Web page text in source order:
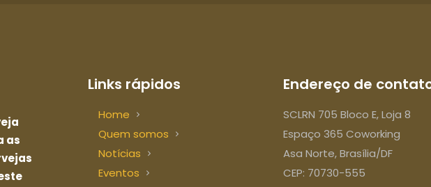
as
Links rápidos
Home
Quem somos
Notícias
Eventos
Endereço de
SCLRN 705 Bloco E, Loja 8
Espaço 365 Coworking
Asa Norte, Brasília/DF
CEP: 70730-555